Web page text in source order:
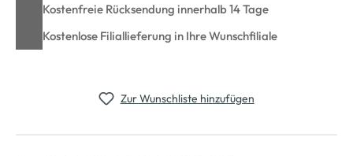
Kostenfreie Rücksendung innerhalb 14 Tage
Kostenlose Filiallieferung in Ihre Wunschfiliale
Zur Wunschliste hinzufügen